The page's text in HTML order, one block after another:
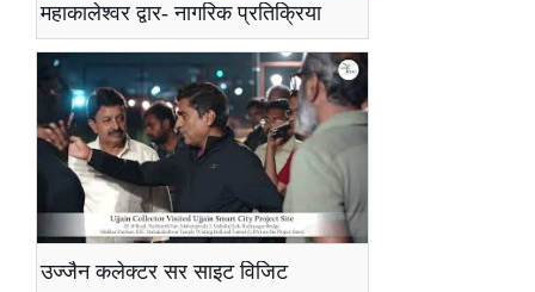
महाकालेश्वर द्वार- नागरिक प्रतिक्रिया
उज्जैन कलेक्टर सर साइट विजिट